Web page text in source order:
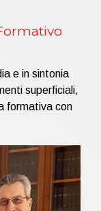
e in sintonia
superficiali,
formativa con